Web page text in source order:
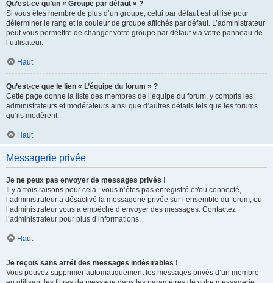
Qu’est-ce qu’un « Groupe par défaut » ?
Si vous êtes membre de plus d’un groupe, celui par défaut est utilisé pour
déterminer le rang et la couleur de groupe affichés par défaut. L’administrateur
peut vous permettre de changer votre groupe par défaut via votre panneau de
l’utilisateur.
Haut
Qu’est-ce que le lien « L’équipe du forum » ?
Cette page donne la liste des membres de l’équipe du forum, y compris les
administrateurs et modérateurs ainsi que d’autres détails tels que les forums
qu’ils modèrent.
Haut
Messagerie privée
Je ne peux pas envoyer de messages privés !
Il y a trois raisons pour cela : vous n’êtes pas enregistré et/ou connecté,
l’administrateur a désactivé la messagerie privée sur l’ensemble du forum, ou
l’administrateur vous a empêché d’envoyer des messages. Contactez
l’administrateur pour plus d’informations.
Haut
Je reçois sans arrêt des messages indésirables !
Vous pouvez supprimer automatiquement les messages privés d’un membre